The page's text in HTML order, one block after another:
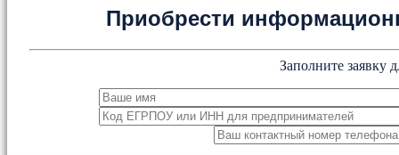
Приобрести
Заполните заявку